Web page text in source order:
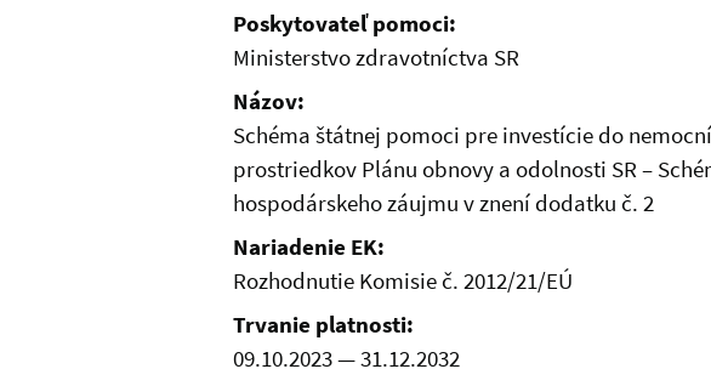
Poskytovateľ pomoci:
Ministerstvo zdravotníctva SR
Názov:
Schéma štátnej pomoci pre investície do
prostriedkov Plánu obnovy a odolnosti SR –
hospodárskeho záujmu v znení dodatku č. 2
Nariadenie EK:
Rozhodnutie Komisie č. 2012/21/EÚ
Trvanie platnosti:
09.10.2023—31.12.2032